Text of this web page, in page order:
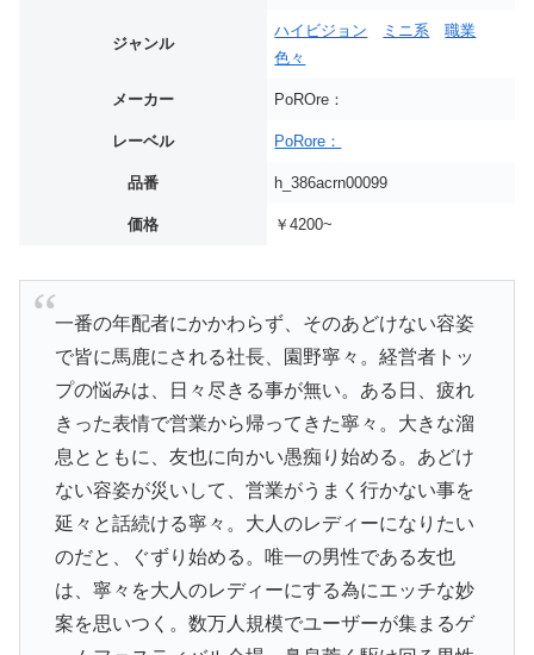
ジャンル
ハイビジョン ミニ系
職業
色々
メーカー PoROre：
レーベル PoRore：
品番 h_386acrn00099
価格 ￥4200~
一番の年配者にかかわらず、そのあどけない容姿
で皆に馬鹿にされる社長、園野寧々。経営者トッ
プの悩みは、日々尽きる事が無い。ある日、疲れ
きった表情で営業から帰ってきた寧々。大きな溜
息とともに、友也に向かい愚痴り始める。あどけ
ない容姿が災いして、営業がうまく行かない事を
延々と話続ける寧々。大人のレディーになりたい
のだと、ぐずり始める。唯一の男性である友也
は、寧々を大人のレディーにする為にエッチな妙
案を思いつく。数万人規模でユーザーが集まるゲ